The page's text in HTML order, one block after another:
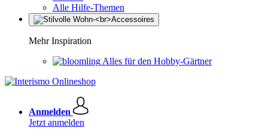
Alle Hilfe-Themen
Mehr Inspiration
Alles für den Hobby-Gärtner
Anmelden
Jetzt anmelden